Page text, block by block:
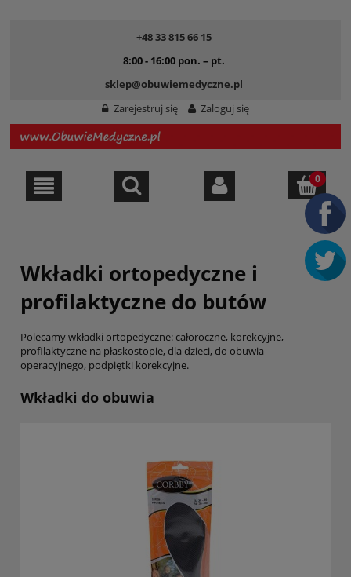
+48 33 815 66 15
8:00 - 16:00 pon. – pt.
sklep@obuwiemedyczne.pl
Zarejestruj się
Zaloguj się
Wkładki ortopedyczne i
profilaktyczne do butów
Polecamy wkładki ortopedyczne: całoroczne, korekcyjne,
profilaktyczne na płaskostopie, dla dzieci, do obuwia
operacyjnego, podpiętki korekcyjne.
Wkładki do obuwia